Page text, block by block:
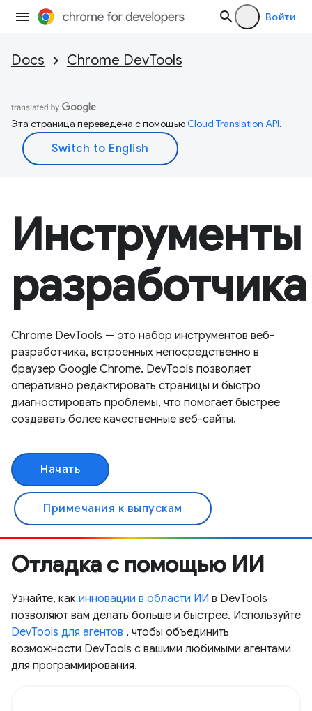
Войти
Docs Chrome DevTools
Эта страница переведена с помощьюCloud Translation API.
Инструменты
разработчика
Chrome DevTools — это набор инструментов веб-
разработчика, встроенных непосредственно в
браузер Google Chrome. DevTools позволяет
оперативно редактировать страницы и быстро
диагностировать проблемы, что помогает быстрее
создавать более качественные веб-сайты.
Начать
Примечания к выпускам
Отладка с помощью ИИ
Узнайте, как инновации в области ИИ в DevTools
позволяют вам делать больше и быстрее. Используйте
DevTools для агентов , чтобы объединить
возможности DevTools с вашими любимыми агентами
для программирования.